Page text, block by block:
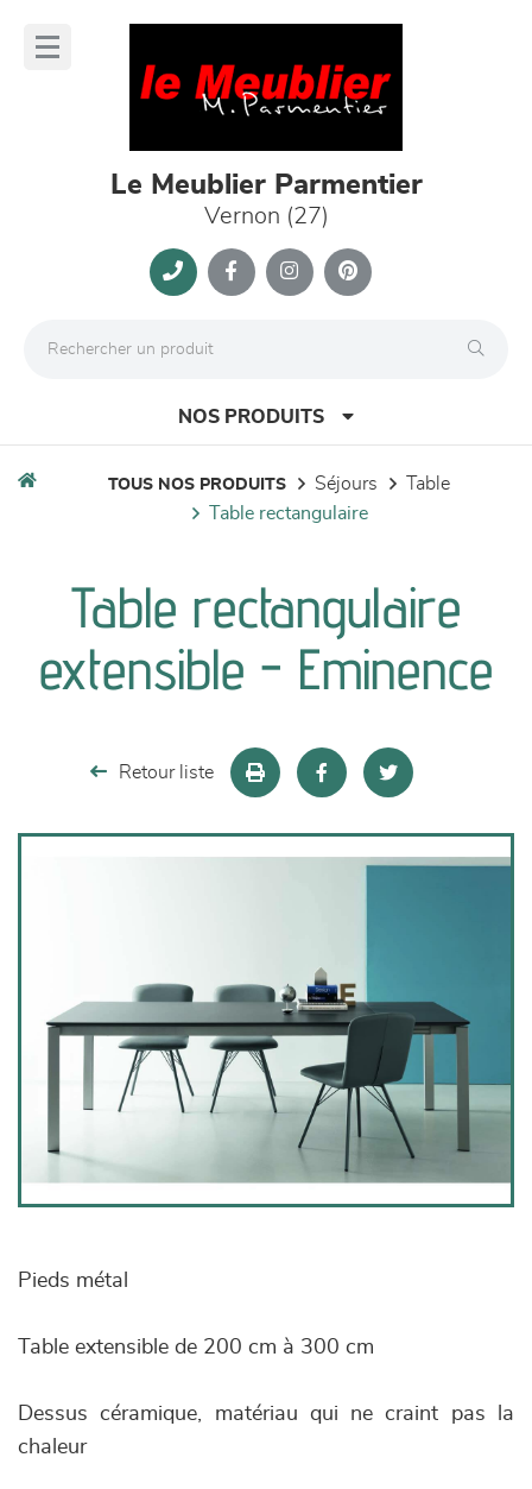
Le Meublier Parmentier
Vernon (27)
NOS PRODUITS
séjours
meubles de complément
TOUS NOS PRODUITS séjours
table
table rectangulaire
Table rectangulaire
extensible - Eminence
Retour liste
Pieds métal
Table extensible de 200 cm à 300 cm
Dessus céramique, matériau qui ne craint pas la
chaleur